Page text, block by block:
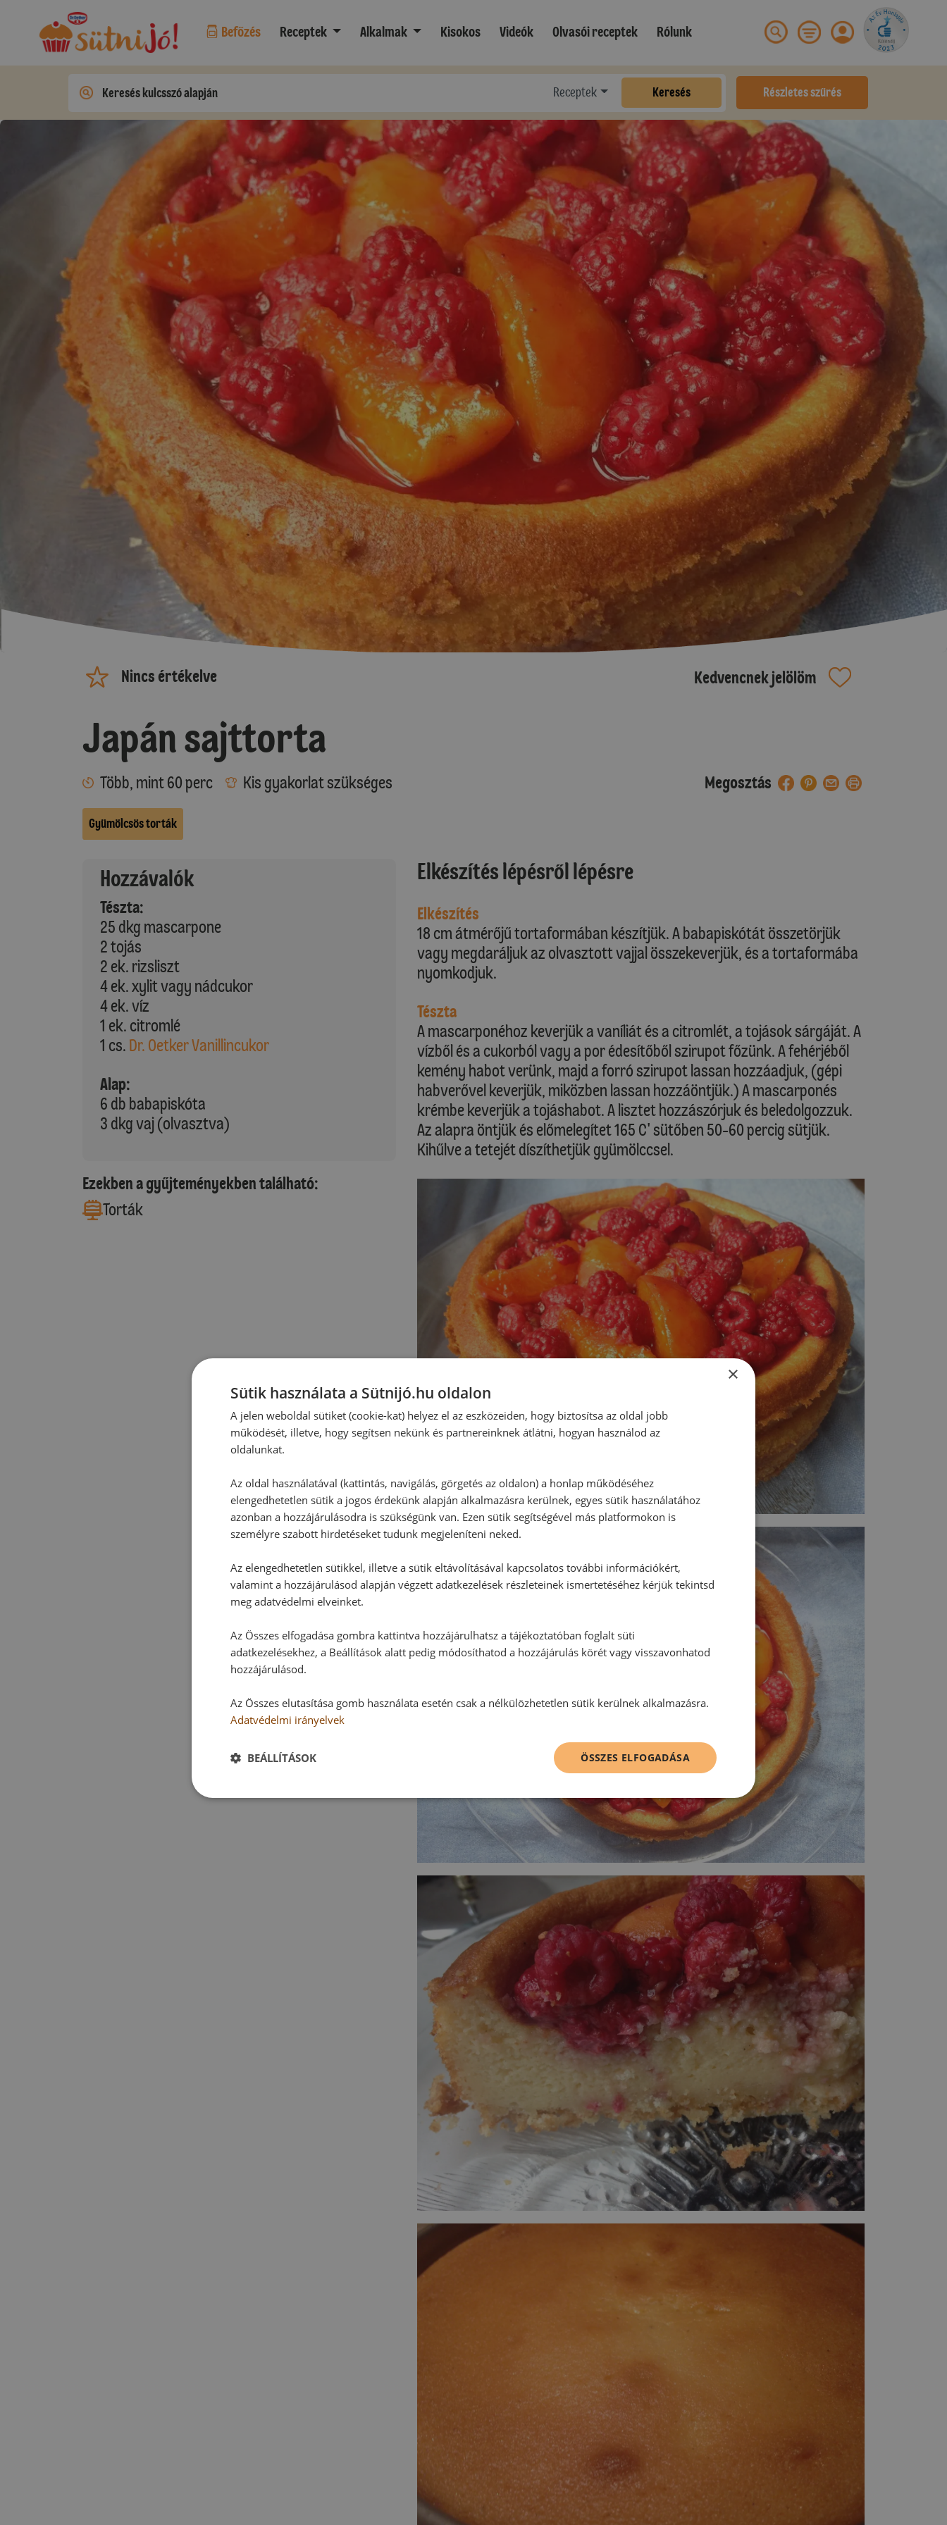
Befőzés Receptek Alkalmak Kisokos Videók Olvasói receptek Rólunk
Receptek Keresés Részletes szűrés
Nincs értékelve Kedvencnek jelölöm
Japán sajttorta
Több, mint 60 perc Kis gyakorlat szükséges Megosztás
Gyümölcsös torták
Hozzávalók
Tészta:
25 dkg mascarpone
2 tojás
2 ek. rizsliszt
4 ek. xylit vagy nádcukor
4 ek. víz
1 ek. citromlé
1 cs. Dr. Oetker Vanillincukor
Alap:
6 db babapiskóta
3 dkg vaj (olvasztva)
Ezekben a gyűjteményekben található:
Torták
Elkészítés lépésről lépésre
Elkészítés
18 cm átmérőjű tortaformában készítjük. A babapiskótát összetörjük
vagy megdaráljuk az olvasztott vajjal összekeverjük, és a tortaformába
nyomkodjuk.
Tészta
A mascarponéhoz keverjük a vaníliát és a citromlét, a tojások sárgáját. A
vízből és a cukorból vagy a por édesítőből szirupot főzünk. A fehérjéből
kemény habot verünk, majd a forró szirupot lassan hozzáadjuk, (gépi
habverővel keverjük, miközben lassan hozzáöntjük.) A mascarponés
krémbe keverjük a tojáshabot. A lisztet hozzászórjuk és beledolgozzuk.
Az alapra öntjük és előmelegítet 165 C' sütőben 50-60 percig sütjük.
Kihűlve a tetejét díszíthetjük gyümölccsel.
×
Sütik használata a Sütnijó.hu oldalon
A jelen weboldal sütiket (cookie-kat) helyez el az eszközeiden, hogy biztosítsa az oldal jobb
működését, illetve, hogy segítsen nekünk és partnereinknek átlátni, hogyan használod az
oldalunkat.
Az oldal használatával (kattintás, navigálás, görgetés az oldalon) a honlap működéséhez
elengedhetetlen sütik a jogos érdekünk alapján alkalmazásra kerülnek, egyes sütik használatához
azonban a hozzájárulásodra is szükségünk van. Ezen sütik segítségével más platformokon is
személyre szabott hirdetéseket tudunk megjeleníteni neked.
Az elengedhetetlen sütikkel, illetve a sütik eltávolításával kapcsolatos további információkért,
valamint a hozzájárulásod alapján végzett adatkezelések részleteinek ismertetéséhez kérjük tekintsd
meg adatvédelmi elveinket.
Az Összes elfogadása gombra kattintva hozzájárulhatsz a tájékoztatóban foglalt süti
adatkezelésekhez, a Beállítások alatt pedig módosíthatod a hozzájárulás körét vagy visszavonhatod
hozzájárulásod.
Az Összes elutasítása gomb használata esetén csak a nélkülözhetetlen sütik kerülnek alkalmazásra.
Adatvédelmi irányelvek
ÖSSZES ELFOGADÁSA
BEÁLLÍTÁSOK